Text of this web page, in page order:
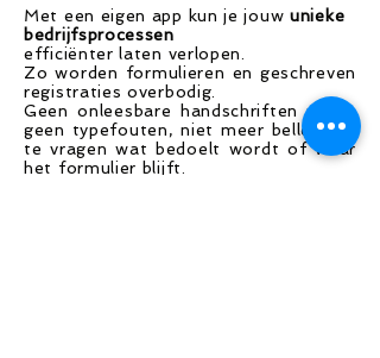
Met een eigen app kun je jouw unieke
bedrijfsprocessen
efficiënter laten verlopen.
Zo worden formulieren en geschreven
registraties overbodig.
Geen onleesbare handschriften meer,
geen typefouten, niet meer bellen om
te vragen wat bedoelt wordt of waar
het formulier blijft.